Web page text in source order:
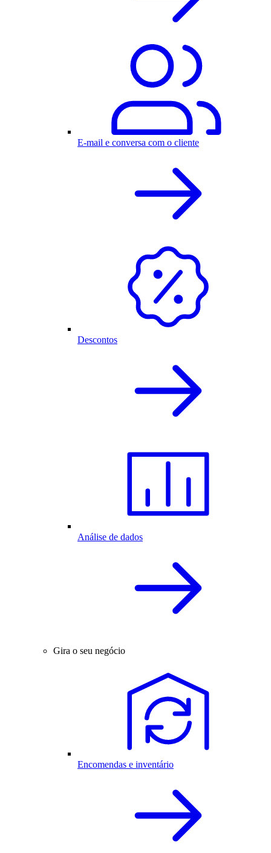
E-mail e conversa com o cliente
Descontos
Análise de dados
Gira o seu negócio
Encomendas e inventário